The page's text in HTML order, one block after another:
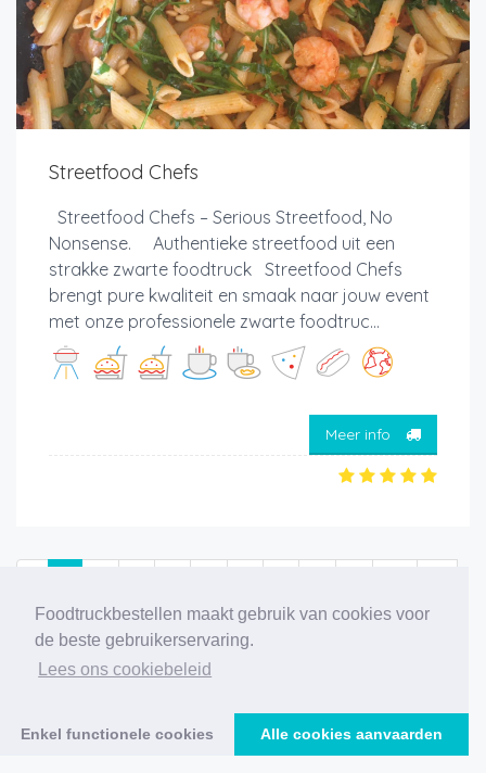
Foodtruckbestellen maakt gebruik van cookies voor
de beste gebruikerservaring.
Lees ons cookiebeleid
Enkel functionele cookies Alle cookies aanvaarden
Streetfood Chefs
Streetfood Chefs – Serious Streetfood, No
Nonsense. Authentieke streetfood uit een
strakke zwarte foodtruck Streetfood Chefs
brengt pure kwaliteit en smaak naar jouw event
met onze professionele zwarte foodtruc...
Meer info
12
›
227 foodtrucks gevonden